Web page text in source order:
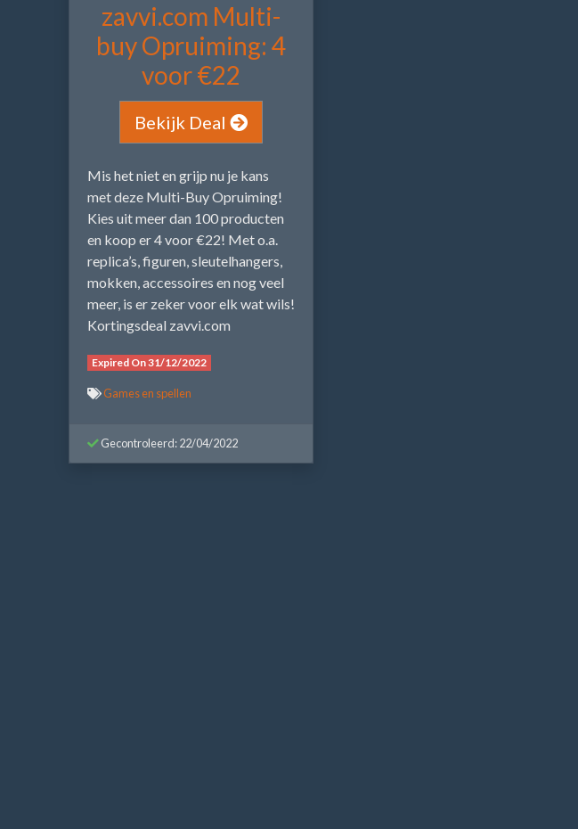
zavvi.com Multi-
buy Opruiming: 4
voor €22
Bekijk Deal
Mis het niet en grijp nu je kans
met deze Multi-Buy Opruiming!
Kies uit meer dan 100 producten
en koop er 4 voor €22! Met o.a.
replica’s, figuren, sleutelhangers,
mokken, accessoires en nog veel
meer, is er zeker voor elk wat wils!
Kortingsdeal zavvi.com
Expired On 31/12/2022
Games en spellen
Gecontroleerd: 22/04/2022